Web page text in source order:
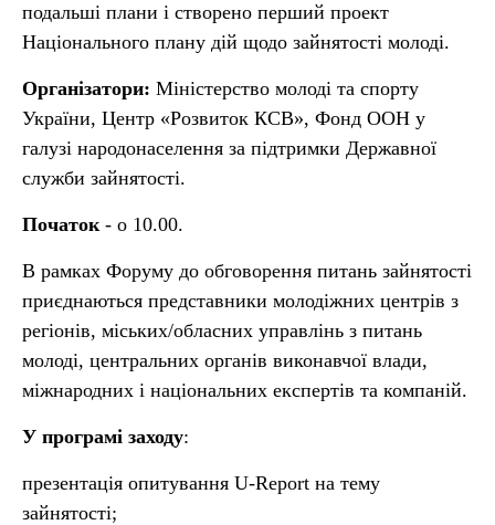
подальші плани і створено перший проект
Національного плану дій щодо зайнятості молоді.
Організатори: Міністерство молоді та спорту
України, Центр «Розвиток КСВ», Фонд ООН у
галузі народонаселення за підтримки Державної
служби зайнятості.
Початок- о 10.00.
В рамках Форуму до обговорення питань зайнятості
приєднаються представники молодіжних центрів з
регіонів, міських/обласних управлінь з питань
молоді, центральних органів виконавчої влади,
міжнародних і національних експертів та компаній.
У програмі заходу:
презентація опитування U-Report на тему
зайнятості;